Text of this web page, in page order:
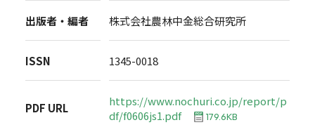
出版者・編者 株式会社農林中金総合研究所
ISSN 1345-0018
PDF URL
https://www.nochuri.co.jp/report/p
df/f0606js1.pdf
179.6KB